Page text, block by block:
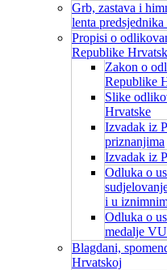
Grb, zastava i
lenta
Propisi o
Republike
Zakon o
Republike
Slike
Hrvatske
Izvadak iz
priznanjima
Izvadak iz
Odluka o
i u
Odluka o
medalje
Blagdani,
Hrvatskoj